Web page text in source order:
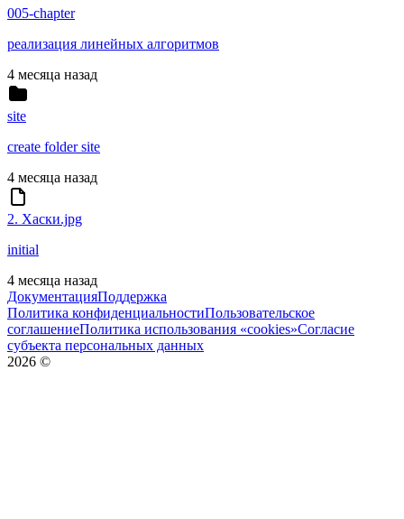
005-chapter
реализация линейных алгоритмов
4 месяца назад
site
create folder site
4 месяца назад
2. Хаски.jpg
initial
4 месяца назад
ДокументацияПоддержка
Политика конфиденциальностиПользовательское
соглашениеПолитика использования «cookies»Согласие
субъекта персональных данных
2026 ©